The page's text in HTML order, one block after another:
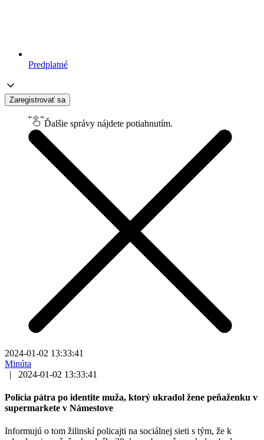
Predplatné
Zaregistrovať sa
Ďalšie správy nájdete potiahnutím.
2024-01-02 13:33:41
Minúta
|
2024-01-02 13:33:41
Polícia pátra po identite muža, ktorý ukradol žene peňaženku v
supermarkete v Námestove
Informujú o tom žilinskí policajti na sociálnej sieti s tým, že k